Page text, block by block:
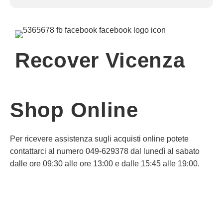
Recover Vicenza
Shop Online
Per ricevere assistenza sugli acquisti online potete
contattarci al numero 049-629378 dal lunedì al sabato
dalle ore 09:30 alle ore 13:00 e dalle 15:45 alle 19:00.